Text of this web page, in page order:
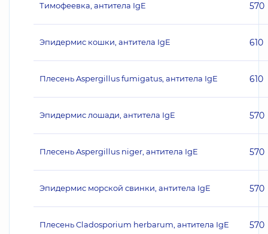
Тимофеевка, антитела IgE 570
Эпидермис кошки, антитела IgE 610
Плесень Aspergillus fumigatus, антитела IgE 610
Эпидермис лошади, антитела IgE 570
Плесень Aspergillus niger, антитела IgE 570
Эпидермис морской свинки, антитела IgE 570
Плесень Cladosporium herbarum, антитела IgE 570